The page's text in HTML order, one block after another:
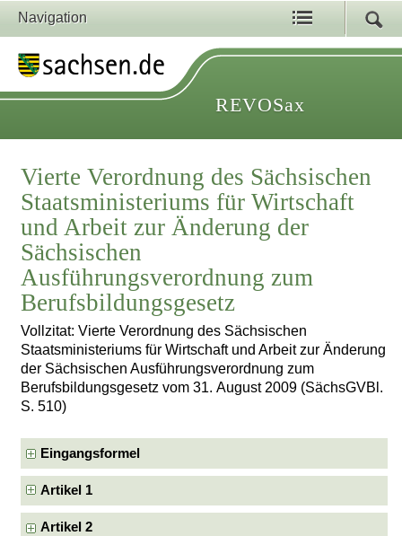
Navigation
REVOSax
Vierte Verordnung des Sächsischen
Staatsministeriums für Wirtschaft
und Arbeit zur Änderung der
Sächsischen
Ausführungsverordnung zum
Berufsbildungsgesetz
Vollzitat: Vierte Verordnung des Sächsischen
Staatsministeriums für Wirtschaft und Arbeit zur Änderung
der Sächsischen Ausführungsverordnung zum
Berufsbildungsgesetz vom 31. August 2009 (SächsGVBl.
S. 510)
Eingangsformel
Artikel 1
Artikel 2